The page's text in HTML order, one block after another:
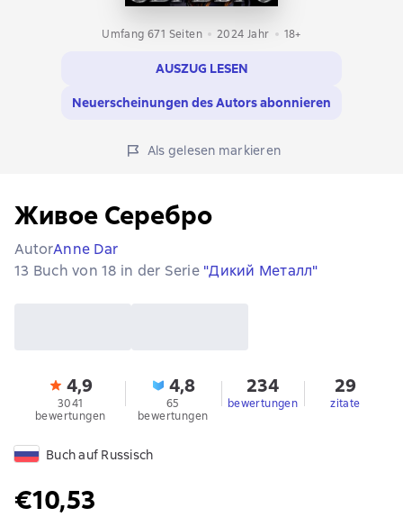
Umfang 671 Seiten 2024 Jahr 18+
AUSZUG LESEN
Neuerscheinungen des Autors abonnieren
Als gelesen markieren
Живое Серебро
AutorAnne Dar
13 Buch von 18 in der Serie "Дикий Металл"
4,9
3041
bewertungen
4,8
65
bewertungen
234
bewertungen
29
zitate
Buch auf Russisch
€10,53